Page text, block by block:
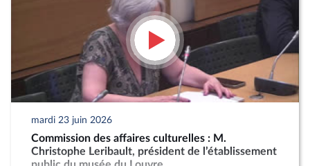
mardi 23 juin 2026
Commission des affaires culturelles : M.
Christophe Leribault, président de l’établissement